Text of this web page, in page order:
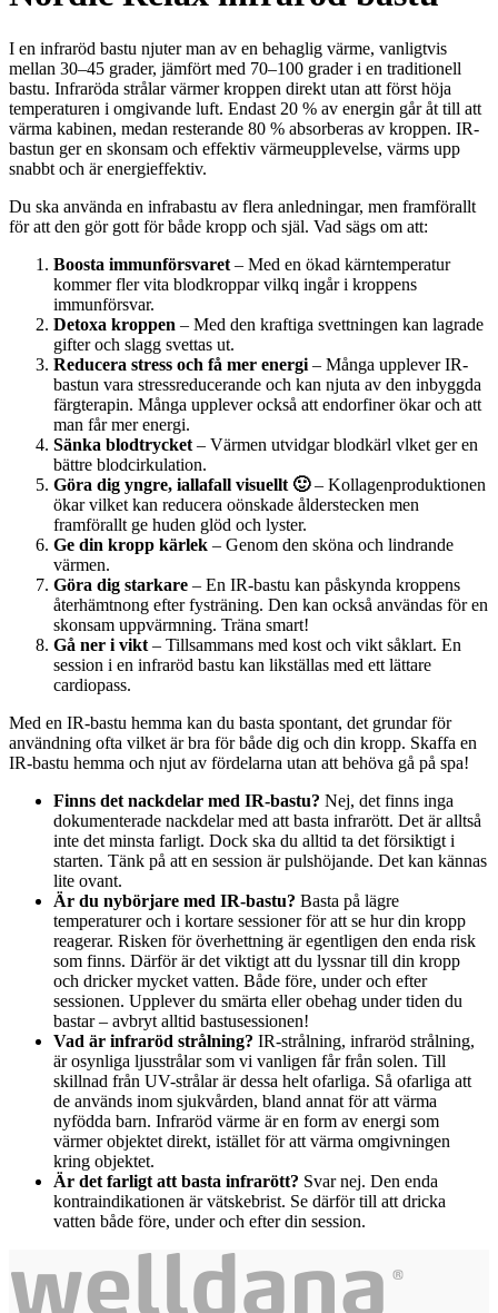
olika
alternativen
kan
väljas
på
produktsidan
I en infraröd bastu njuter man av en behaglig värme, vanligtvis
mellan 30–45 grader, jämfört med 70–100 grader i en traditionell
bastu. Infraröda strålar värmer kroppen direkt utan att först höja
temperaturen i omgivande luft. Endast 20 % av energin går åt till att
värma kabinen, medan resterande 80 % absorberas av kroppen. IR-
bastun ger en skonsam och effektiv värmeupplevelse, värms upp
snabbt och är energieffektiv.
Du ska använda en infrabastu av flera anledningar, men framförallt
för att den gör gott för både kropp och själ. Vad sägs om att:
Boosta immunförsvaret – Med en ökad kärntemperatur
kommer fler vita blodkroppar vilkq ingår i kroppens
immunförsvar.
Detoxa kroppen – Med den kraftiga svettningen kan lagrade
gifter och slagg svettas ut.
Reducera stress och få mer energi – Många upplever IR-
bastun vara stressreducerande och kan njuta av den inbyggda
färgterapin. Många upplever också att endorfiner ökar och att
man får mer energi.
Sänka blodtrycket – Värmen utvidgar blodkärl vlket ger en
bättre blodcirkulation.
Göra dig yngre, iallafall visuellt 🙂– Kollagenproduktionen
ökar vilket kan reducera oönskade ålderstecken men
framförallt ge huden glöd och lyster.
Ge din kropp kärlek – Genom den sköna och lindrande
värmen.
Göra dig starkare – En IR-bastu kan påskynda kroppens
återhämtnong efter fysträning. Den kan också användas för en
skonsam uppvärmning. Träna smart!
Gå ner i vikt – Tillsammans med kost och vikt såklart. En
session i en infraröd bastu kan likställas med ett lättare
cardiopass.
Med en IR-bastu hemma kan du basta spontant, det grundar för
användning ofta vilket är bra för både dig och din kropp. Skaffa en
IR-bastu hemma och njut av fördelarna utan att behöva gå på spa!
Finns det nackdelar med IR-bastu? Nej, det finns inga
dokumenterade nackdelar med att basta infrarött. Det är alltså
inte det minsta farligt. Dock ska du alltid ta det försiktigt i
starten. Tänk på att en session är pulshöjande. Det kan kännas
lite ovant.
Är du nybörjare med IR-bastu? Basta på lägre
temperaturer och i kortare sessioner för att se hur din kropp
reagerar. Risken för överhettning är egentligen den enda risk
som finns. Därför är det viktigt att du lyssnar till din kropp
och dricker mycket vatten. Både före, under och efter
sessionen. Upplever du smärta eller obehag under tiden du
bastar – avbryt alltid bastusessionen!
Vad är infraröd strålning? IR-strålning, infraröd strålning,
är osynliga ljusstrålar som vi vanligen får från solen. Till
skillnad från UV-strålar är dessa helt ofarliga. Så ofarliga att
de används inom sjukvården, bland annat för att värma
nyfödda barn. Infraröd värme är en form av energi som
värmer objektet direkt, istället för att värma omgivningen
kring objektet.
Är det farligt att basta infrarött? Svar nej. Den enda
kontraindikationen är vätskebrist. Se därför till att dricka
vatten både före, under och efter din session.